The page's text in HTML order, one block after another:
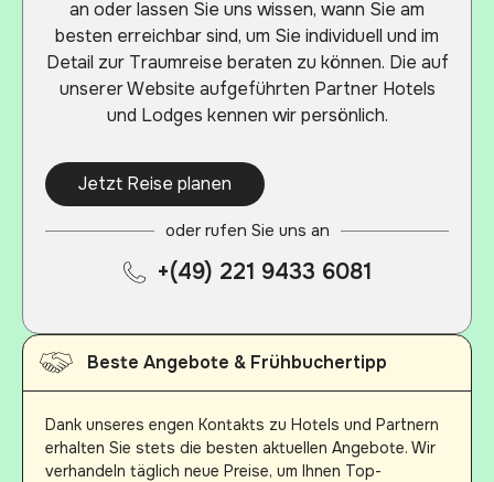
an oder lassen Sie uns wissen, wann Sie am
besten erreichbar sind, um Sie individuell und im
Detail zur Traumreise beraten zu können. Die auf
unserer Website aufgeführten Partner Hotels
und Lodges kennen wir persönlich.
Jetzt Reise planen
oder rufen Sie uns an
+(49) 221 9433 6081
Beste Angebote & Frühbuchertipp
Dank unseres engen Kontakts zu Hotels und Partnern
erhalten Sie stets die besten aktuellen Angebote. Wir
verhandeln täglich neue Preise, um Ihnen Top-